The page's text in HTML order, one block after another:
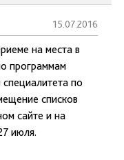
15.07.2016
на места в
программам
по
списков
сайте и на
июля.